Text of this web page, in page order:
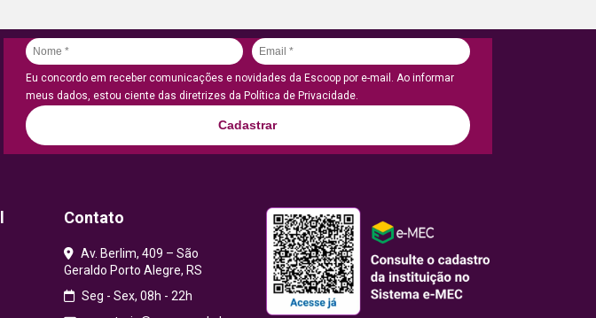
Eu concordo em receber comunicações e novidades da Escoop por e-mail. Ao informar
meus dados, estou ciente das diretrizes da Política de Privacidade.
Cadastrar
Contato
Av. Berlim, 409 – São
Geraldo Porto Alegre, RS
Seg - Sex, 08h - 22h